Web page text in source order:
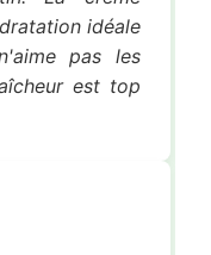
idéale
pas les
est top